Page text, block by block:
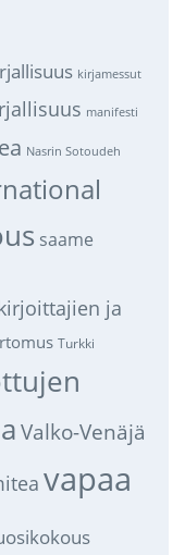
kirjamessut
manifesti
Nasrin Sotoudeh
saame
ja
Turkki
Valko-Venäjä
vapaa